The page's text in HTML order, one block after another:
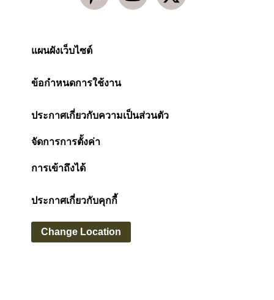
แผนผังเว็บไซต์
ข้อกำหนดการใช้งาน
ประกาศเกี่ยวกับความเป็นส่วนตัว
จัดการการตั้งค่า
การเข้าถึงได้
ประกาศเกี่ยวกับคุกกี้
Change Location